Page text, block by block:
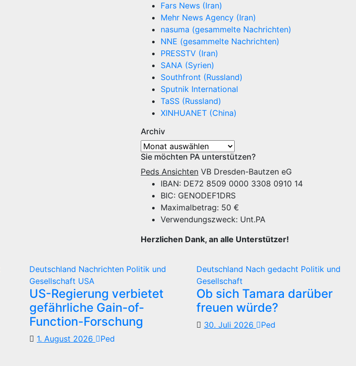
Fars News (Iran)
Mehr News Agency (Iran)
nasuma (gesammelte Nachrichten)
NNE (gesammelte Nachrichten)
PRESSTV (Iran)
SANA (Syrien)
Southfront (Russland)
Sputnik International
TaSS (Russland)
XINHUANET (China)
Archiv
Archiv
Sie möchten PA unterstützen?
Peds Ansichten VB Dresden-Bautzen eG
IBAN: DE72 8509 0000 3308 0910 14
BIC: GENODEF1DRS
Maximalbetrag: 50 €
Verwendungszweck: Unt.PA
Herzlichen Dank, an alle Unterstützer!
Deutschland Nachrichten Politik und
Gesellschaft USA
US-Regierung verbietet
gefährliche Gain-of-
Function-Forschung
1. August 2026 Ped
Deutschland Nach gedacht Politik und
Gesellschaft
Ob sich Tamara darüber
freuen würde?
30. Juli 2026 Ped